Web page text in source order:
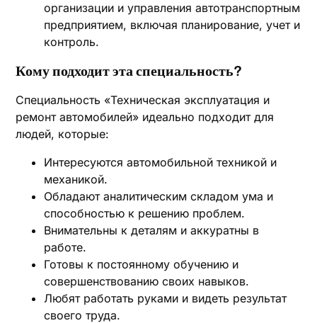
организации и управления автотранспортным
предприятием, включая планирование, учет и
контроль.
Кому подходит эта специальность?
Специальность «Техническая эксплуатация и
ремонт автомобилей» идеально подходит для
людей, которые:
Интересуются автомобильной техникой и
механикой.
Обладают аналитическим складом ума и
способностью к решению проблем.
Внимательны к деталям и аккуратны в
работе.
Готовы к постоянному обучению и
совершенствованию своих навыков.
Любят работать руками и видеть результат
своего труда.